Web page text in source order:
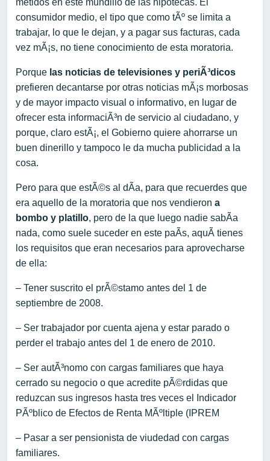
metidos en este mundillo de las hipotecas. El
consumidor medio, el tipo que como tÃº se limita a
trabajar, lo que le dejan, y a pagar sus facturas, cada
vez mÃ¡s, no tiene conocimiento de esta moratoria.
Porque las noticias de televisiones y periÃ³dicos
prefieren decantarse por otras noticias mÃ¡s morbosas
y de mayor impacto visual o informativo, en lugar de
ofrecer esta informaciÃ³n de servicio al ciudadano, y
porque, claro estÃ¡, el Gobierno quiere ahorrarse un
buen dinerillo y tampoco le da mucha publicidad a la
cosa.
Pero para que estÃ©s al dÃ­a, para que recuerdes que
era aquello de la moratoria que nos vendieron a
bombo y platillo, pero de la que luego nadie sabÃ­a
nada, como suele suceder en este paÃ­s, aquÃ­ tienes
los requisitos que eran necesarios para aprovecharse
de ella:
– Tener suscrito el prÃ©stamo antes del 1 de
septiembre de 2008.
– Ser trabajador por cuenta ajena y estar parado o
perder el trabajo antes del 1 de enero de 2010.
– Ser autÃ³nomo con cargas familiares que haya
cerrado su negocio o que acredite pÃ©rdidas que
reduzcan sus ingresos hasta tres veces el Indicador
PÃºblico de Efectos de Renta MÃºltiple (IPREM
– Pasar a ser pensionista de viudedad con cargas
familiares.